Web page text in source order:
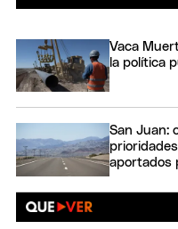
Vaca
la política
San Juan:
aportados